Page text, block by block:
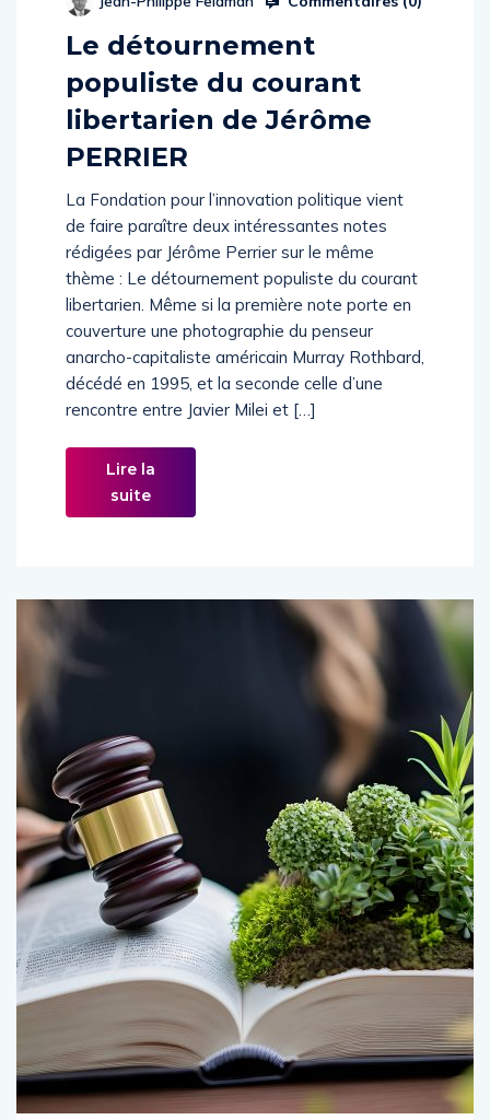
Le détournement
populiste du courant
libertarien de Jérôme
PERRIER
La Fondation pour l’innovation politique vient
de faire paraître deux intéressantes notes
rédigées par Jérôme Perrier sur le même
thème : Le détournement populiste du courant
libertarien. Même si la première note porte en
couverture une photographie du penseur
anarcho-capitaliste américain Murray Rothbard,
décédé en 1995, et la seconde celle d’une
rencontre entre Javier Milei et […]
Lire la
suite